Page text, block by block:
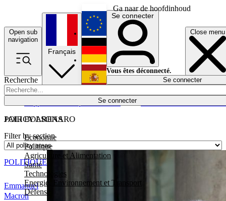
Ga naar de hoofdinhoud
Open sub
navigation
Close menu
Recherche
Se connecter
POLICY AREAS
Economie
Politique
Agriculture et Alimentation
Santé
Technologies
Energie, Environnement et Transport
Défense
Économie
Français
English
Deutsch
Español
Se connecter
Vous êtes déconnecté.
Se connecter
JAIR BOLSONARO
Filter by section
Emmanuel
Macron
POLITIQUE